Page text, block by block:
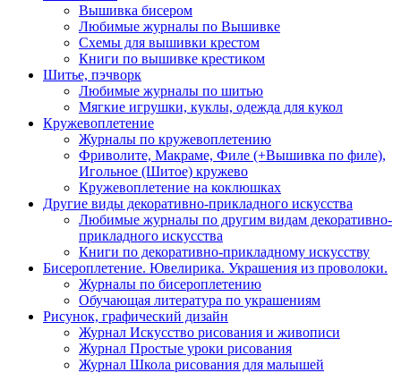
Вышивка бисером
Любимые журналы по Вышивке
Схемы для вышивки крестом
Книги по вышивке крестиком
Шитье, пэчворк
Любимые журналы по шитью
Мягкие игрушки, куклы, одежда для кукол
Кружевоплетение
Журналы по кружевоплетению
Фриволите, Макраме, Филе (+Вышивка по филе),
Игольное (Шитое) кружево
Кружевоплетение на коклюшках
Другие виды декоративно-прикладного искусства
Любимые журналы по другим видам декоративно-
прикладного искусства
Книги по декоративно-прикладному искусству
Бисероплетение. Ювелирика. Украшения из проволоки.
Журналы по бисероплетению
Обучающая литература по украшениям
Рисунок, графический дизайн
Журнал Искусство рисования и живописи
Журнал Простые уроки рисования
Журнал Школа рисования для малышей